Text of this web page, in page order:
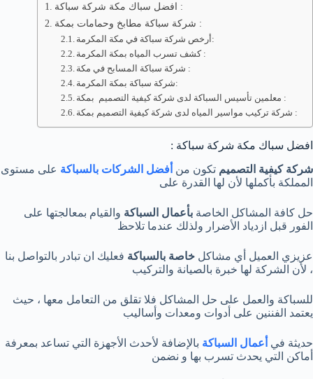
افضل سباك مكة شركة سباكة :
شركة سباكة مطابخ وحمامات بمكة :
أرخص شركة سباكة في مكة المكرمة:
كشف تسرب المياه بمكة المكرمة :
شركة سباكة المسابح في مكة :
شركة سباكة بمكة المكرمة:
معلمين تأسيس السباكة لدى شركة كيفية التصميم بمكة :
شركة تركيب مواسير المياه لدى شركة كيفية التصميم بمكة :
افضل سباك مكة شركة سباكة :
شركة كيفية التصميم تكون من أفضل الشركات بالسباكة على مستوى
المملكة بأكملها لأن لها القدرة على
حل كافة المشاكل الخاصة بأعمال السباكة والقيام بمعالجتها على
الفور قبل ازدياد الأضرار ولذلك عندما تلاحظ
عزيزي العميل أي مشاكل خاصة بالسباكة فعليك ان تبادر بالتواصل بنا
، لأن الشركة لها خبرة بالصيانة والتركيب
للسباكة والعمل على حل المشاكل فلا تقلق من التعامل معها ، حيث
يعتمد الفننين على أدوات ومعدات وأساليب
حديثة في أعمال السباكة بالإضافة لأحدث الأجهزة التي تساعد بمعرفة
أماكن التي يحدث تسرب بها و نضمن